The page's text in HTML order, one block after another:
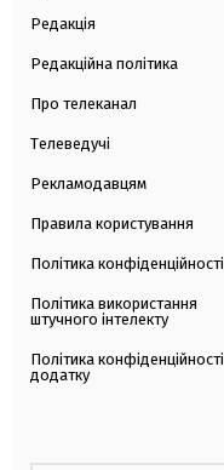
Редакція
Редакційна політика
Про телеканал
Телеведучі
Рекламодавцям
Правила користування
Політика конфіденційності
Політика використання
штучного інтелекту
Політика конфіденційності
додатку